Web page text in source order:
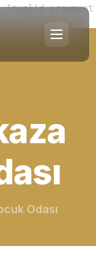
[APP/View/
Invalid
Odası